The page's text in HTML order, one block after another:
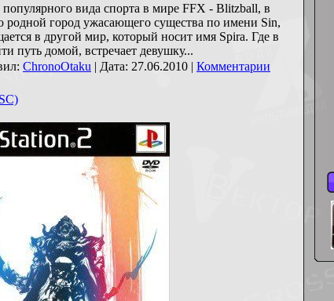
популярного вида спорта в мире FFX - Blitzball, в
родной город ужасающего существа по имени Sin,
в другой мир, который носит имя Spira. Где в
путь домой, встречает девушку...
ChronoOtaku | Дата: 27.06.2010 | Комментарии